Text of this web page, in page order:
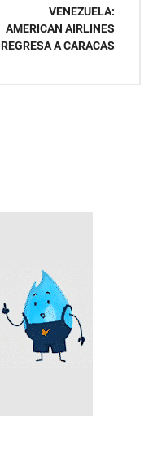
VENEZUELA:
AMERICAN AIRLINES
REGRESA A CARACAS